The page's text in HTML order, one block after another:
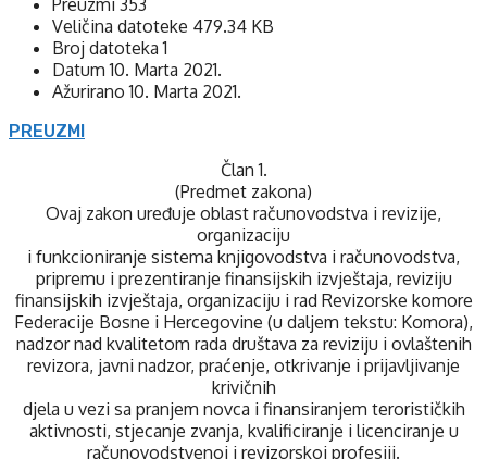
Veličina datoteke 479.34 KB
Broj datoteka1
Datum10. Marta 2021.
Ažurirano10. Marta 2021.
PREUZMI
Član 1.
(Predmet zakona)
Ovaj zakon uređuje oblast računovodstva i revizije,
organizaciju
i funkcioniranje sistema knjigovodstva i računovodstva,
pripremu i prezentiranje finansijskih izvještaja, reviziju
finansijskih izvještaja, organizaciju i rad Revizorske komore
Federacije Bosne i Hercegovine (u daljem tekstu: Komora),
nadzor nad kvalitetom rada društava za reviziju i ovlaštenih
revizora, javni nadzor, praćenje, otkrivanje i prijavljivanje
krivičnih
djela u vezi sa pranjem novca i finansiranjem terorističkih
aktivnosti, stjecanje zvanja, kvalificiranje i licenciranje u
računovodstvenoj i revizorskoj profesiji.